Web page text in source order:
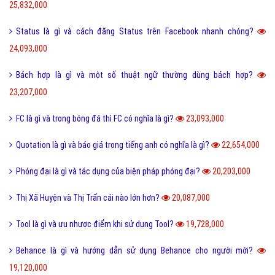
25,832,000
Status là gì và cách đăng Status trên Facebook nhanh chóng?
24,093,000
Bách hợp là gì và một số thuật ngữ thường dùng bách hợp?
23,207,000
FC là gì và trong bóng đá thì FC có nghĩa là gì? 23,093,000
Quotation là gì và báo giá trong tiếng anh có nghĩa là gì? 22,654,000
Phóng đại là gì và tác dụng của biện pháp phóng đại? 20,203,000
Thị Xã Huyện và Thị Trấn cái nào lớn hơn? 20,087,000
Tool là gì và ưu nhược điểm khi sử dụng Tool? 19,728,000
Behance là gì và hướng dẫn sử dụng Behance cho người mới?
19,120,000